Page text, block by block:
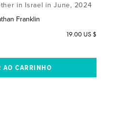
in Israel in June, 2024
Franklin
19.00 US $